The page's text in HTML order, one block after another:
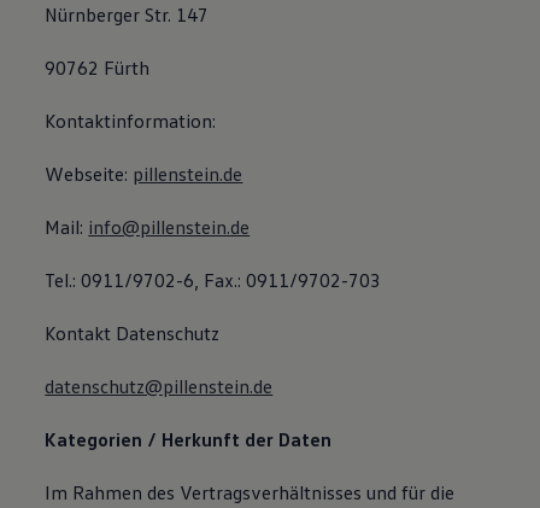
Bulli Magazin
Uptime
Nürnberger Str. 147
90762 Fürth
Kontaktinformation:
Webseite: pillenstein.de
Mail: info@pillenstein.de
Tel.: 0911/9702-6, Fax.: 0911/9702-703
Kontakt Datenschutz
datenschutz@pillenstein.de
Kategorien / Herkunft der Daten
Im Rahmen des Vertragsverhältnisses und für die